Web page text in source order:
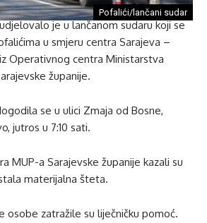
Pofalići/lančani sudar
je u lančanom sudaru koji se
u smjeru centra Sarajeva –
Operativnog centra Ministarstva
županije.
se u ulici Zmaja od Bosne,
jutros u 7:10 sati.
MUP-a Sarajevske županije kazali su
materijalna šteta.
osobe zatražile su liječničku pomoć.